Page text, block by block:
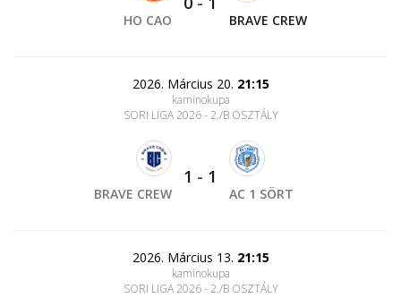
HO CAO BRAVE CREW
2026. Március 20. 21:15
kaminokupa
SORI LIGA 2026 - 2./B OSZTÁLY
BRAVE CREW
1 - 1
AC 1 SÖRT
2026. Március 13. 21:15
kaminokupa
SORI LIGA 2026 - 2./B OSZTÁLY